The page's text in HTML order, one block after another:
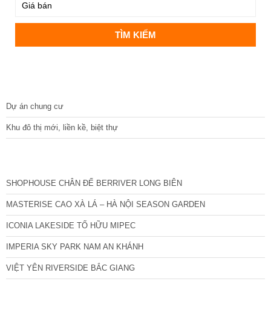
Dự án chung cư
Khu đô thị mới, liền kề, biệt thự
SHOPHOUSE CHÂN ĐẾ BERRIVER LONG BIÊN
MASTERISE CAO XÀ LÁ – HÀ NỘI SEASON GARDEN
ICONIA LAKESIDE TỐ HỮU MIPEC
IMPERIA SKY PARK NAM AN KHÁNH
VIỆT YÊN RIVERSIDE BẮC GIANG